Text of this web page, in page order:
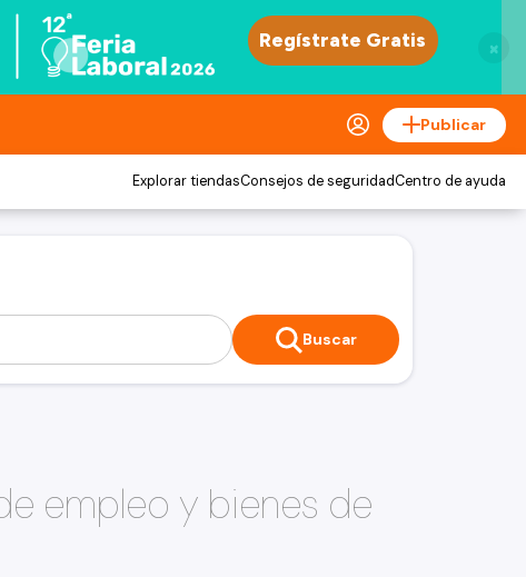
×
Publicar
Explorar tiendasConsejos de seguridadCentro de ayuda
Buscar
empleo y bienes de